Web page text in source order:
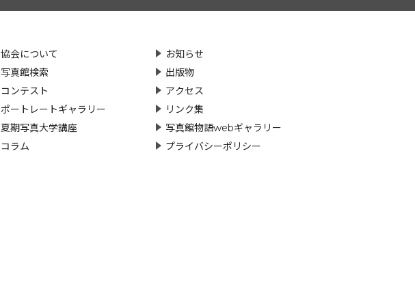
協会について
写真館検索
コンテスト
ポートレートギャラリー
夏期写真大学講座
コラム
お知らせ
出版物
アクセス
リンク集
写真館物語webギャラリー
プライバシーポリシー